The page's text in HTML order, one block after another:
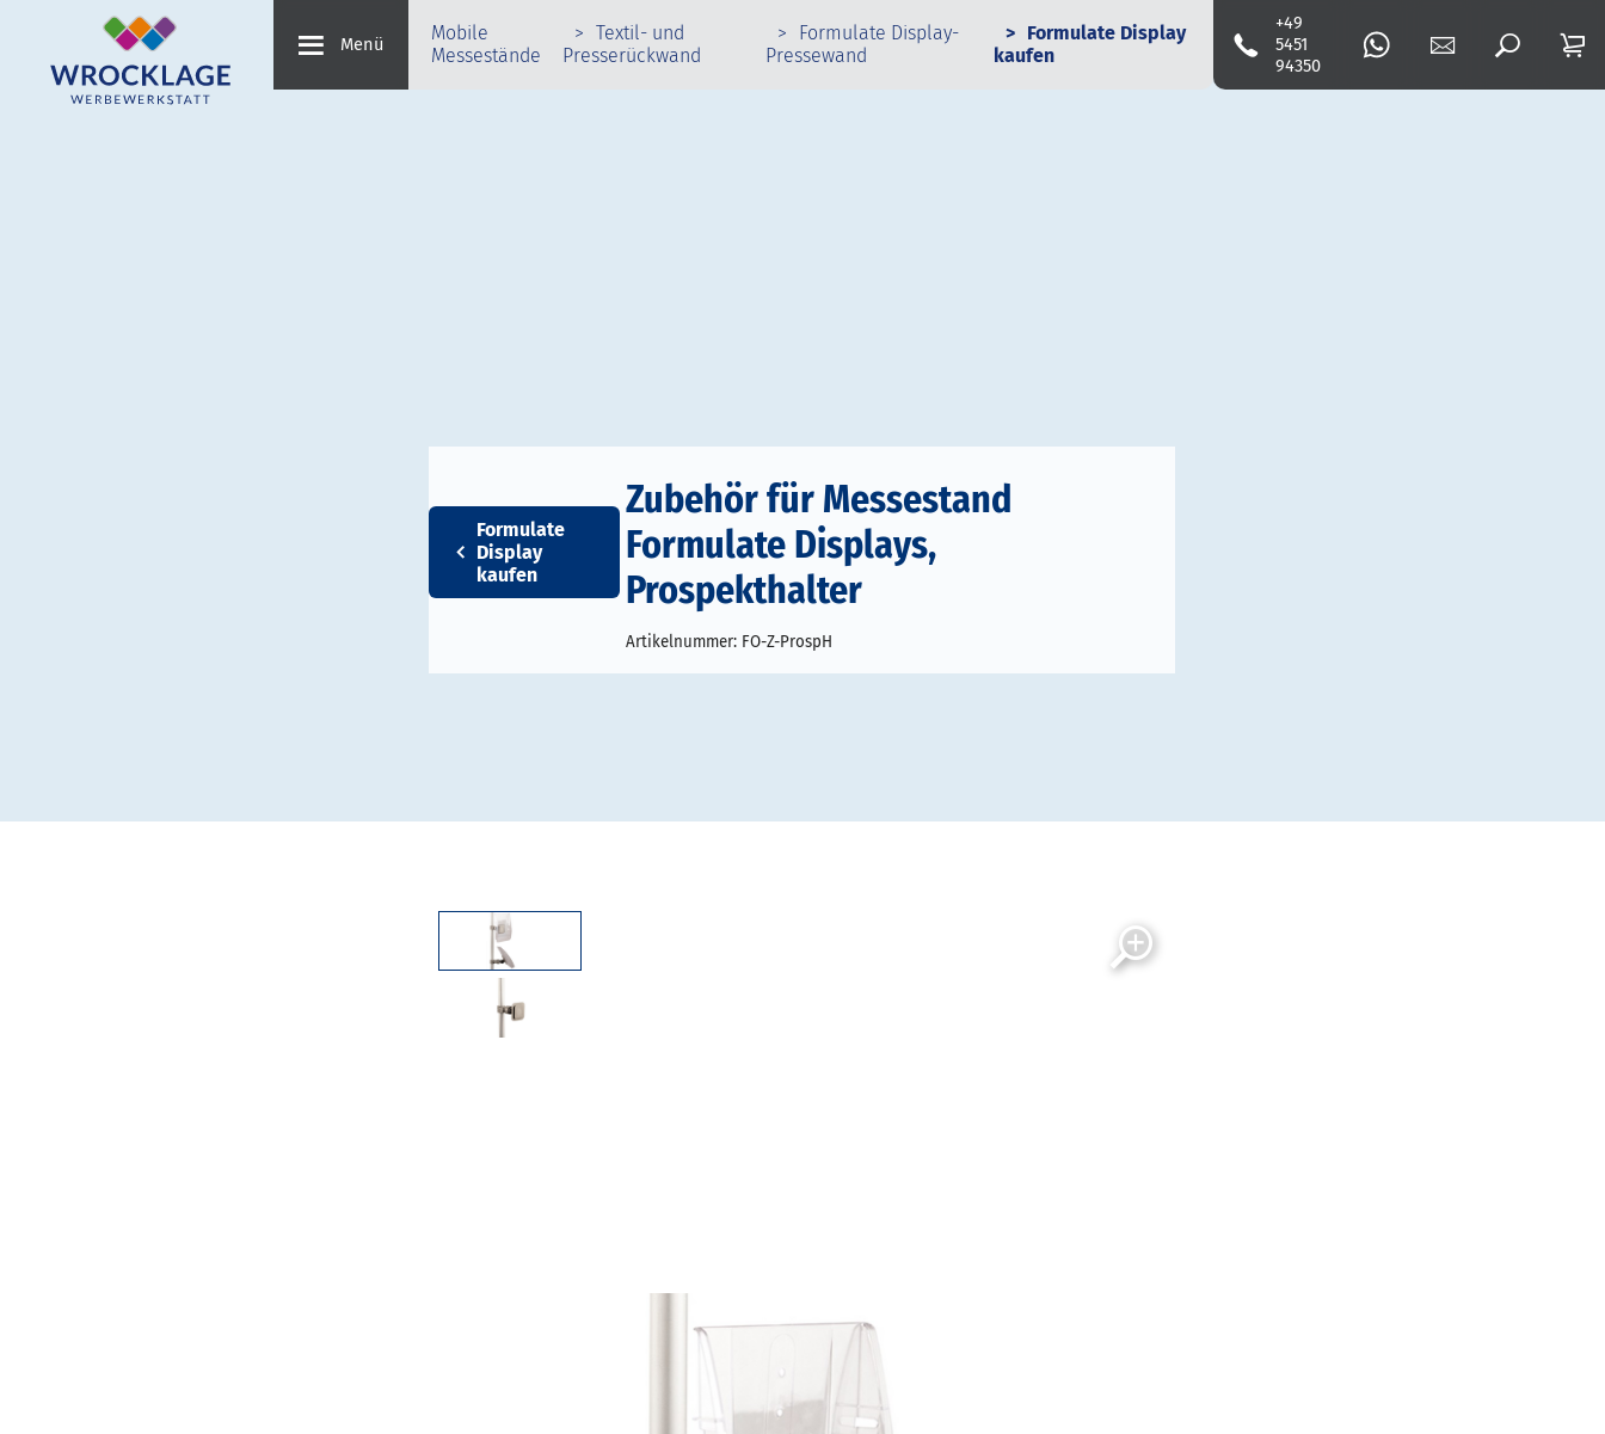
Menü
Mobile
Messestände
Textil- und
Presserückwand
Formulate Display-
Pressewand
Formulate Display
kaufen
+49
5451
94350
Formulate
Display
kaufen
Zubehör für Messestand
Formulate Displays,
Prospekthalter
Artikelnummer: FO-Z-ProspH